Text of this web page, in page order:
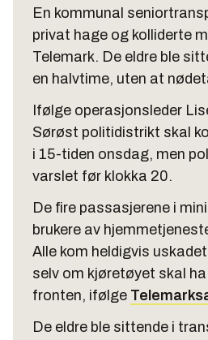
En kommunal
privat hage og kolliderte
Telemark. De eldre ble
en halvtime, uten at
Ifølge operasjonsleder
Sørøst politidistrikt skal
i 15-tiden onsdag, men
varslet før klokka 20.
De fire passasjerene i
brukere av
Alle kom heldigvis
selv om kjøretøyet skal
fronten, ifølge
De eldre ble sittende i